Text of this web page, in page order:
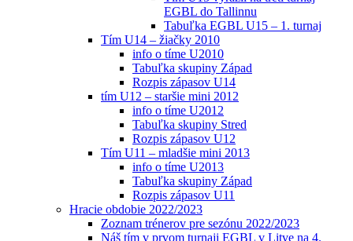
EGBL do Tallinnu
Tabuľka EGBL U15 – 1. turnaj
Tím U14 – žiačky 2010
info o tíme U2010
Tabuľka skupiny Západ
Rozpis zápasov U14
tím U12 – staršie mini 2012
info o tíme U2012
Tabuľka skupiny Stred
Rozpis zápasov U12
Tím U11 – mladšie mini 2013
info o tíme U2013
Tabuľka skupiny Západ
Rozpis zápasov U11
Hracie obdobie 2022/2023
Zoznam trénerov pre sezónu 2022/2023
Náš tím v prvom turnaji EGBL v Litve na 4.